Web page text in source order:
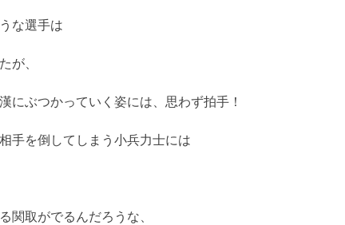
な選手は
が、
にぶつかっていく姿には、思わず拍手！
手を倒してしまう小兵力士には
関取がでるんだろうな、